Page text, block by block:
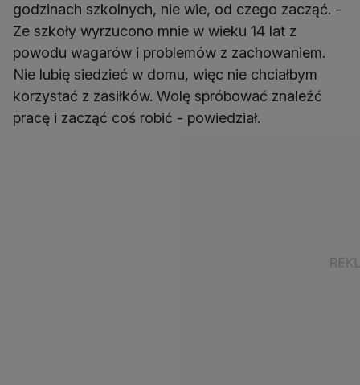
godzinach szkolnych, nie wie, od czego zacząć. -
Ze szkoły wyrzucono mnie w wieku 14 lat z
powodu wagarów i problemów z zachowaniem.
Nie lubię siedzieć w domu, więc nie chciałbym
korzystać z zasiłków. Wolę spróbować znaleźć
pracę i zacząć coś robić - powiedział.